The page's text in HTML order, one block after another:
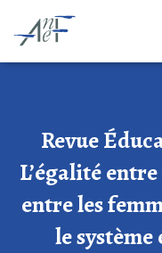
Revue
L’égalité
entre les
le